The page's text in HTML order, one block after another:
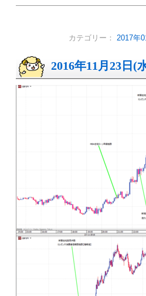
カテゴリー： 2017年
2016年11月23日(